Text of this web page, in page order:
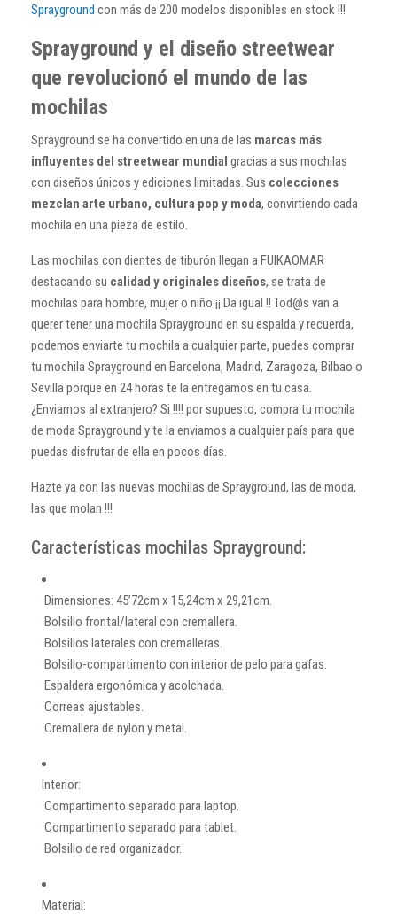
Sprayground con más de 200 modelos disponibles en stock !!!
Sprayground y el diseño streetwear
que revolucionó el mundo de las
mochilas
Sprayground se ha convertido en una de las marcas más
influyentes del streetwear mundial gracias a sus mochilas
con diseños únicos y ediciones limitadas. Sus colecciones
mezclan arte urbano, cultura pop y moda, convirtiendo cada
mochila en una pieza de estilo.
Las mochilas con dientes de tiburón llegan a FUIKAOMAR
destacando su calidad y originales diseños, se trata de
mochilas para hombre, mujer o niño ¡¡ Da igual !! Tod@s van a
querer tener una mochila Sprayground en su espalda y recuerda,
podemos enviarte tu mochila a cualquier parte, puedes comprar
tu mochila Sprayground en Barcelona, Madrid, Zaragoza, Bilbao o
Sevilla porque en 24 horas te la entregamos en tu casa.
¿Enviamos al extranjero? Si !!!! por supuesto, compra tu mochila
de moda Sprayground y te la enviamos a cualquier país para que
puedas disfrutar de ella en pocos días.
Hazte ya con las nuevas mochilas de Sprayground, las de moda,
las que molan !!!
Características mochilas Sprayground:
·Dimensiones: 45’72cm x 15,24cm x 29,21cm.
·Bolsillo frontal/lateral con cremallera.
·Bolsillos laterales con cremalleras.
·Bolsillo-compartimento con interior de pelo para gafas.
·Espaldera ergonómica y acolchada.
·Correas ajustables.
·Cremallera de nylon y metal.
Interior:
·Compartimento separado para laptop.
·Compartimento separado para tablet.
·Bolsillo de red organizador.
Material: